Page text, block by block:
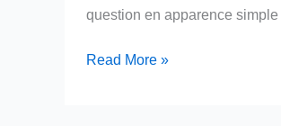
question en apparence
L’IA
Read More »